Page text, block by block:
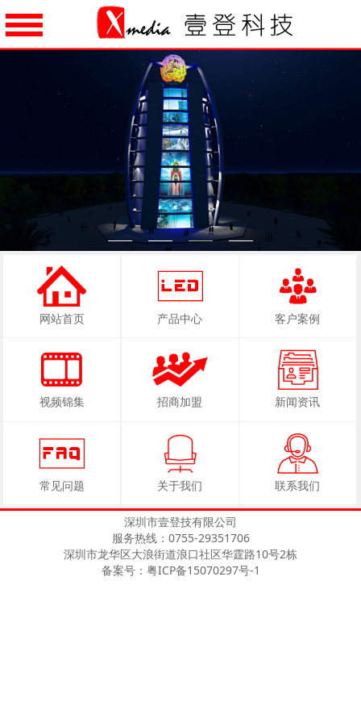
1 2 3 4
网站首页 产品中心 客户案例
视频锦集 招商加盟 新闻资讯
常见问题 关于我们 联系我们
深圳市壹登技有限公司
服务热线：0755-29351706
深圳市龙华区大浪街道浪口社区华霆路10号2栋
备案号：粤ICP备15070297号-1